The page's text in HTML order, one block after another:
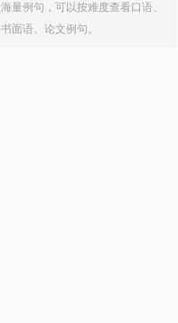
海量例句，可以按难度查看口语、
书面语、论文例句。